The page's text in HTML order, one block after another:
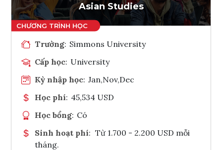
Asian Studies
Trường: Simmons University
Cấp học: University
Kỳ nhập học: Jan,Nov,Dec
Học phí: 45,534 USD
Học bổng: Có
Sinh hoạt phí: Từ 1.700 - 2.200 USD mỗi
tháng.